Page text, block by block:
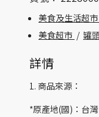
美食及生活超市
美食超市 / 罐
詳情
1. 商品來源：
*原產地(國)：台灣